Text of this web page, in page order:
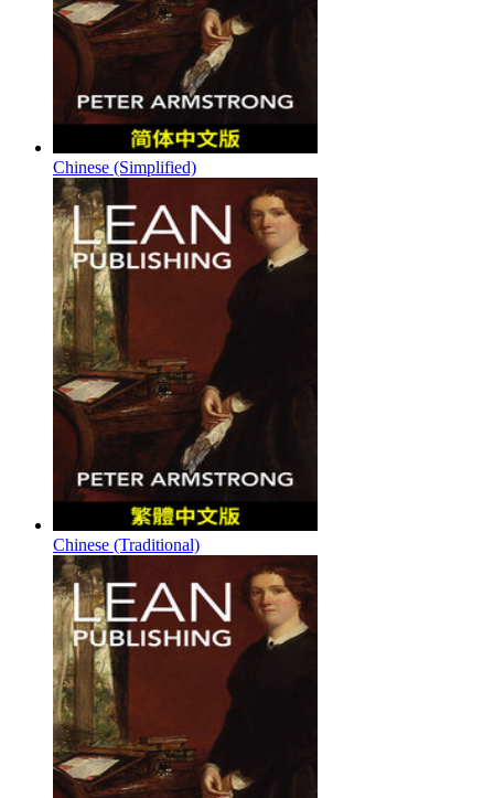
Chinese (Simplified)
Chinese (Traditional)